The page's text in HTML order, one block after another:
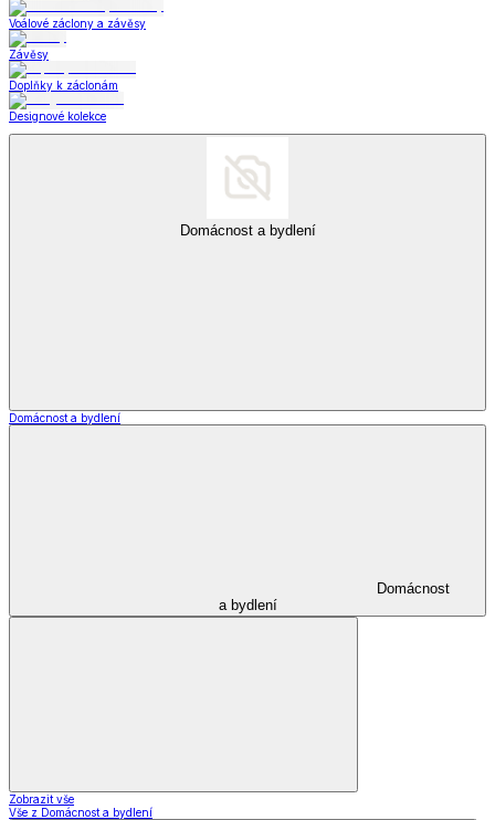
Voálové záclony a závěsy
Závěsy
Doplňky k záclonám
Designové kolekce
Domácnost a bydlení
Domácnost a bydlení
Domácnost
a bydlení
Zobrazit vše
Vše z Domácnost a bydlení